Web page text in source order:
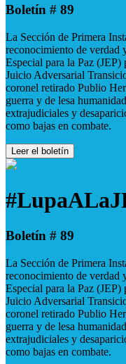
Boletín # 89
La Sección de Primera
reconocimiento de verdad
Especial para la Paz
Juicio Adversarial
coronel retirado Publio
guerra y de lesa
extrajudiciales y
como bajas en combate.
Leer el boletín
Boletín # 89
La Sección de Primera
reconocimiento de verdad
Especial para la Paz
Juicio Adversarial
coronel retirado Publio
guerra y de lesa
extrajudiciales y
como bajas en combate.